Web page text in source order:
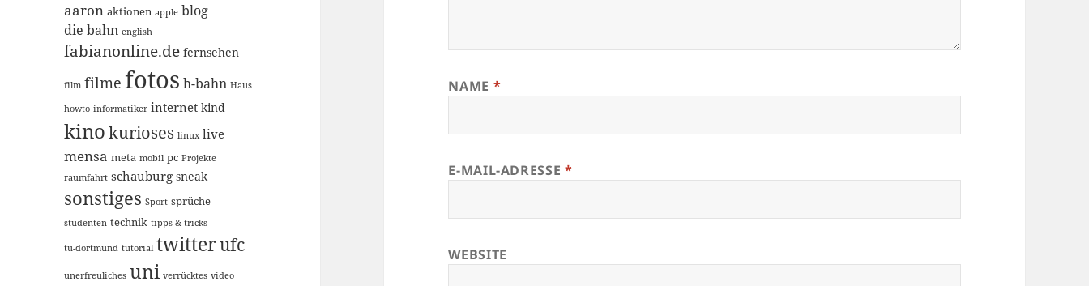
aaron aktionen apple blog
die bahn english
fabianonline.de fernsehen
film filme fotos h-bahn Haus
howto informatiker internet kind
kinokurioses linux live
mensa meta mobil pc Projekte
raumfahrt schauburg sneak
sonstiges Sport sprüche
studenten technik tipps & tricks
tu-dortmund tutorial twitterufc
unerfreuliches uni verrücktes video
NAME *
E-MAIL-ADRESSE *
WEBSITE